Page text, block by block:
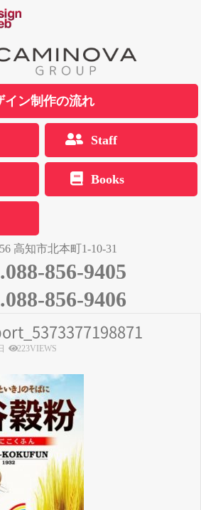
イン制作の流れ
Staff
Books
高知市北本町1-10-31
856-9405
856-9406
223VIEWS